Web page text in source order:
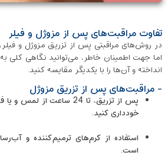
تفاوت مراقبت‌های پس از مزوژل و فیلر
در روش‌های مراقبتی پس از تزریق مزوژل و
اما جهت اطمینان خاطر، می‌توانید نگاهی کلی
انداخته و آن‌ها را با یکدیگر مقایسه کنید.
- مراقبت‌های پس از تزریق مزوژل
پس از تزریق، تا 24 ساعت
خودداری کنید.
استفاده از کرم‌های ترمیم‌کننده و
است.